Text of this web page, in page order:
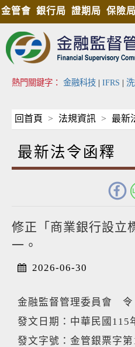
金管會 銀行局 證期局 保險局
熱門關鍵字： 金融科技 | IFRS |
回首頁 法規資訊 最新
最新法令函釋
修正「商業銀行設立
一。
2026-06-30
金融監督管理委員會 令
發文日期：中華民國115
發文字號：金管銀票字